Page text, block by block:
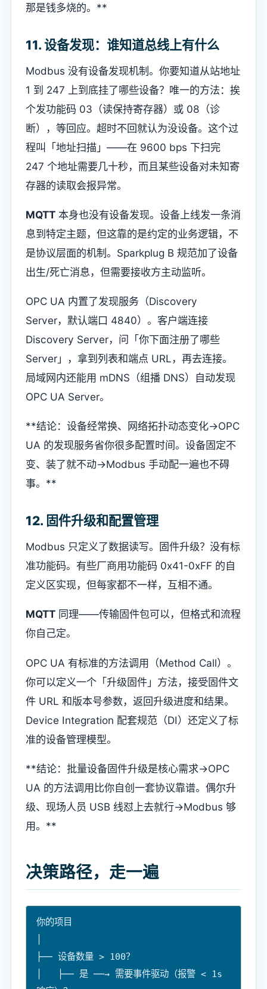
那是钱多烧的。**
11. 设备发现：谁知道总线上有什么
Modbus 没有设备发现机制。你要知道从站地址
1 到 247 上到底挂了哪些设备？唯一的方法：挨
个发功能码 03（读保持寄存器）或 08（诊
断），等回应。超时不回就认为没设备。这个过
程叫「地址扫描」——在 9600 bps 下扫完
247 个地址需要几十秒，而且某些设备对未知寄
存器的读取会报异常。
MQTT 本身也没有设备发现。设备上线发一条消
息到特定主题，但这靠的是约定的业务逻辑，不
是协议层面的机制。Sparkplug B 规范加了设备
出生/死亡消息，但需要接收方主动监听。
OPC UA 内置了发现服务（Discovery
Server，默认端口 4840）。客户端连接
Discovery Server，问「你下面注册了哪些
Server」，拿到列表和端点 URL，再去连接。
局域网内还能用 mDNS（组播 DNS）自动发现
OPC UA Server。
**结论：设备经常换、网络拓扑动态变化→OPC
UA 的发现服务省你很多配置时间。设备固定不
变、装了就不动→Modbus 手动配一遍也不碍
事。**
12. 固件升级和配置管理
Modbus 只定义了数据读写。固件升级？没有标
准功能码。有些厂商用功能码 0x41-0xFF 的自
定义区实现，但每家都不一样，互相不通。
MQTT 同理——传输固件包可以，但格式和流程
你自己定。
OPC UA 有标准的方法调用（Method Call）。
你可以定义一个「升级固件」方法，接受固件文
件 URL 和版本号参数，返回升级进度和结果。
Device Integration 配套规范（DI）还定义了标
准的设备管理模型。
**结论：批量设备固件升级是核心需求→OPC
UA 的方法调用比你自创一套协议靠谱。偶尔升
级、现场人员 USB 线怼上去就行→Modbus 够
用。**
决策路径，走一遍
你的项目
├── 设备数量 > 100？
│   ├── 是 ──→ 需要事件驱动（报警 < 1s